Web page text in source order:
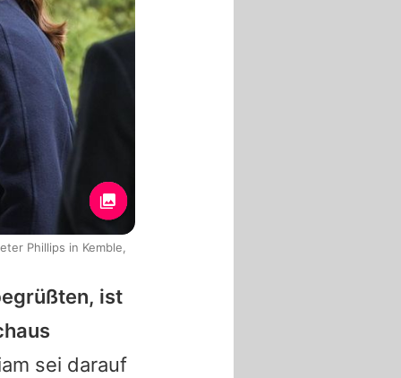
ist
sei darauf
Phillips in Kemble,